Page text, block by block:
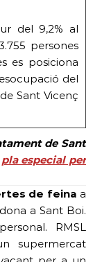
del 9,2% al
persones
es posiciona
del
Sant Vicenç
de Sant
pla especial per
de feina a
a Sant Boi.
RMSL
supermercat